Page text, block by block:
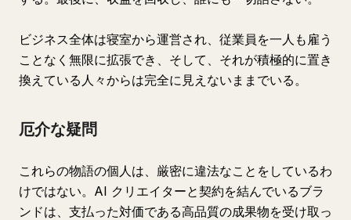
ビジネス全体は寝室から運営され、従業員を一人も雇う
ことなく無限に拡張でき、そして、それが積極的に置き
換えている人々からは完全に見えないままでいる。
厄介な疑問
これらの物語の個人は、厳密に違法なことをしているわ
けではない。AI クリエイターと契約を結んでいるブラ
ンドは、支払った対価である高品質の成果物を受け取っ